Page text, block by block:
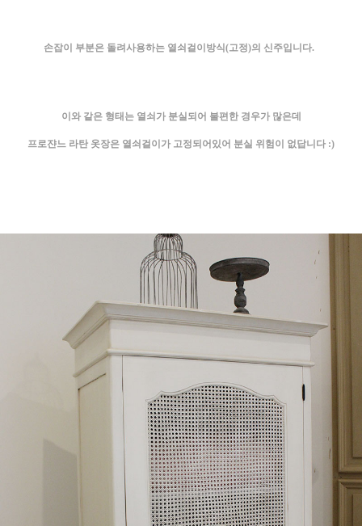
손잡이 부분은 돌려사용하는 열쇠걸이방식(고정)의 신주입니다.
이와 같은 형태는 열쇠가 분실되어 불편한 경우가 많은데
프로쟌느 라탄 옷장은 열쇠걸이가 고정되어있어 분실 위험이 없답니다 :)